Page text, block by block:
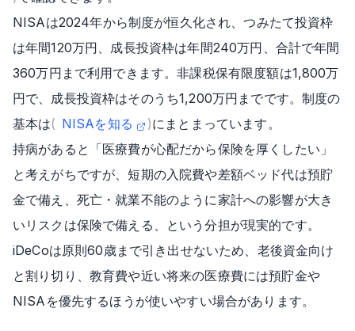
NISAは2024年から制度が恒久化され、つみたて投資枠
は年間120万円、成長投資枠は年間240万円、合計で年間
360万円まで利用できます。非課税保有限度額は1,800万
円で、成長投資枠はそのうち1,200万円までです。制度の
基本は( NISAを知る )にまとまっています。
持病があると「医療費が心配だから保険を厚くしたい」
と考えがちですが、短期の入院費や差額ベッド代は預貯
金で備え、死亡・就業不能のように家計への影響が大き
いリスクは保険で備える、という分担が現実的です。
iDeCoは原則60歳まで引き出せないため、老後資金向け
と割り切り、教育費や近い将来の医療費には預貯金や
NISAを優先するほうが使いやすい場合があります。